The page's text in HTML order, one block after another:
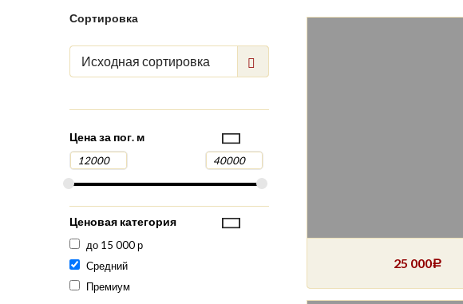
25 000Р
Сортировка
Исходная сортировка
Цена за пог. м
Ценовая категория
до 15 000 р
Средний
Премиум